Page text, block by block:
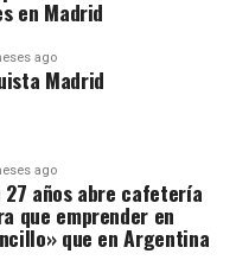
en Madrid
ago
Madrid
ago
27 años abre cafetería
que emprender en
que en Argentina